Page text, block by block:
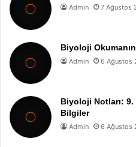
Admin 7 Ağustos
Biyoloji
Admin 6 Ağustos
Biyoloji Notları: 9.
Bilgiler
Admin 6 Ağustos